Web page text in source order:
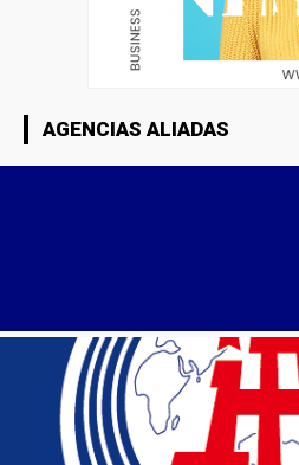
AGENCIAS ALIADAS